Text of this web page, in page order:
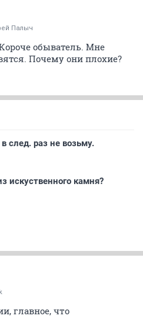
Палыч
обыватель. Мне
Почему они плохие?
след. раз не возьму.
искуственного камня?
главное, что